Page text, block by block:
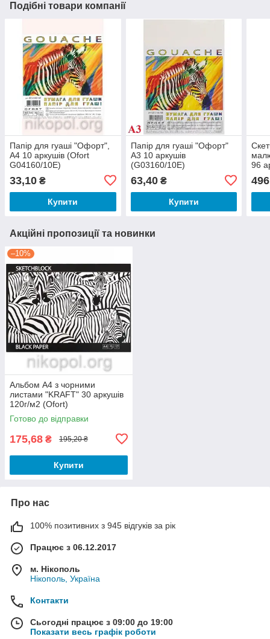
Подібні товари компанії
Папір для гуаші "Офорт",
А4 10 аркушів (Ofort
G04160/10E)
33,10 ₴
Купити
Папір для гуаші "Офорт"
А3 10 аркушів
(G03160/10E)
63,40₴
Купити
96
Акційні пропозиції та новинки
–10%
Альбом А4 з чорними
листами "KRAFT" 30 аркушів
120г/м2 (Ofort)
Готово до відправки
175,68 ₴ 195,20 ₴
Купити
Про нас
100% позитивних з 945 відгуків за рік
Працює з 06.12.2017
м. Нікополь
Нікополь, Україна
Контакти
Сьогодні працює з 09:00 до 19:00
Показати весь графік роботи